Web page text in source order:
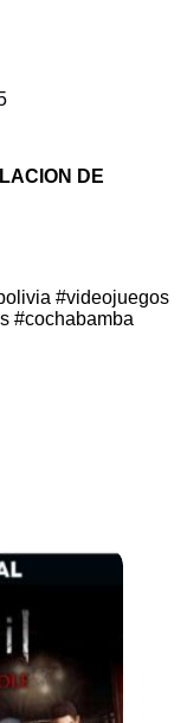
DE
#videojuegos
#cochabamba